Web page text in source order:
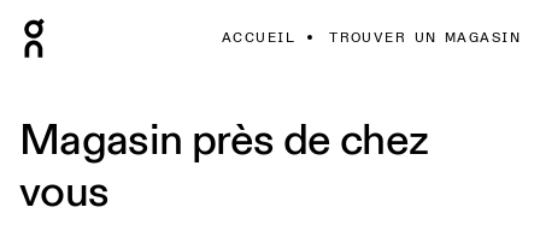
ACCUEIL TROUVER UN MAGASIN
Magasin près de chez
vous